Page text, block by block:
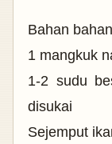
Bahan
1 mangkuk
1-2 sudu
disukai
Sejemput